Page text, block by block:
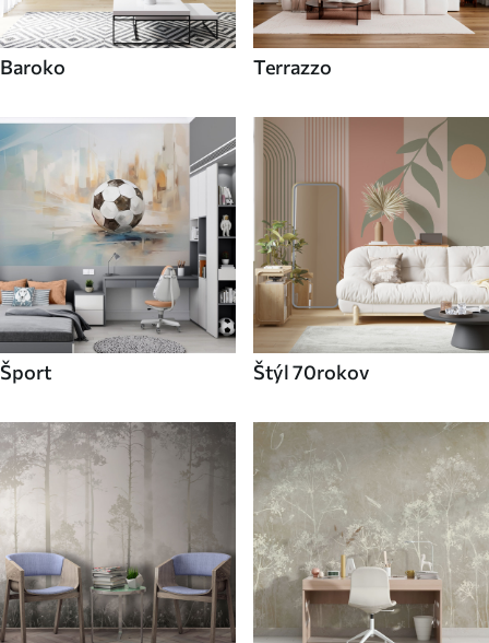
Baroko Terrazzo
Šport Štýl 70rokov